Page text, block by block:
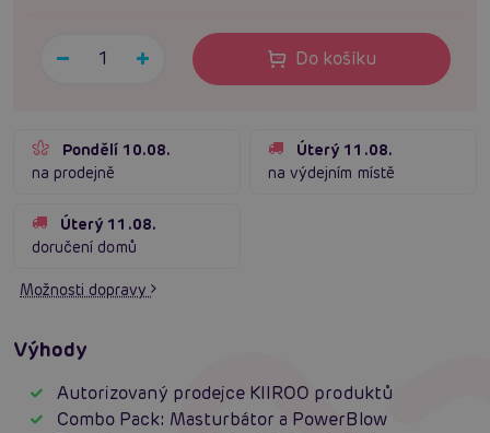
Do košíku
Pondělí 10.08.
na prodejně
Úterý 11.08.
na výdejním místě
Úterý 11.08.
doručení domů
Možnosti dopravy
Výhody
Autorizovaný prodejce KIIROO produktů
Combo Pack: Masturbátor a PowerBlow